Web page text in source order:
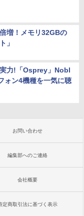
増！メモリ32GBの
」
力!「Osprey」Nobl
ォン4機種を一気に聴
お問い合わせ
編集部へのご連絡
会社概要
定商取引法に基づく表示